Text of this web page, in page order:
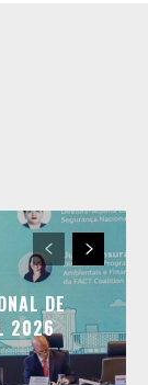
DE
2026